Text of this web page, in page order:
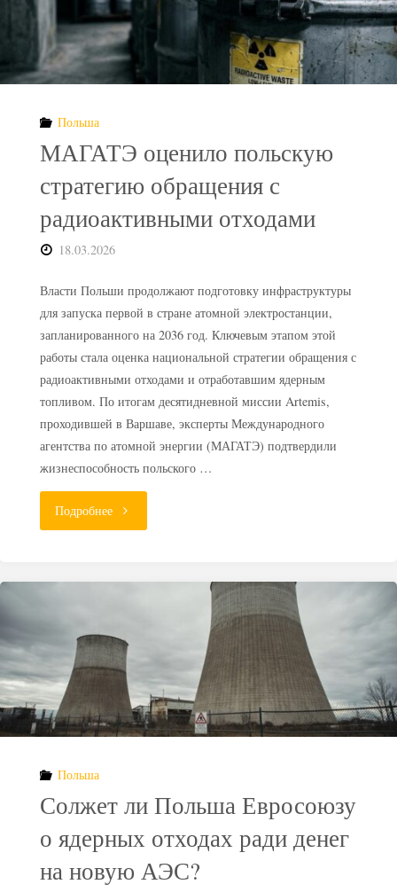
Польша
МАГАТЭ оценило польскую
стратегию обращения с
радиоактивными отходами
18.03.2026
Власти Польши продолжают подготовку инфраструктуры
для запуска первой в стране атомной электростанции,
запланированного на 2036 год. Ключевым этапом этой
работы стала оценка национальной стратегии обращения с
радиоактивными отходами и отработавшим ядерным
топливом. По итогам десятидневной миссии Artemis,
проходившей в Варшаве, эксперты Международного
агентства по атомной энергии (МАГАТЭ) подтвердили
жизнеспособность польского …
Подробнее"МАГАТЭ
польскую
обращения
радиоактивными
Польша
Солжет ли Польша Евросоюзу
о ядерных отходах ради денег
на новую АЭС?